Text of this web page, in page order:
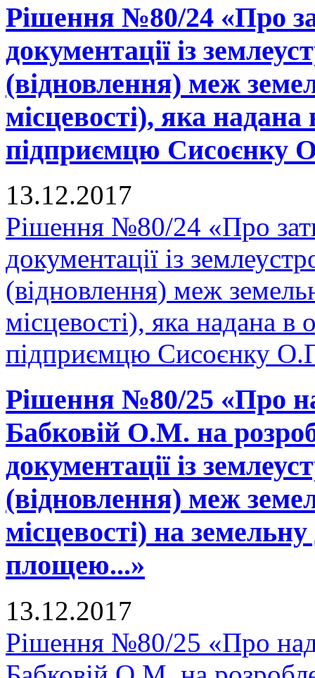
Рішення №80/24 «Про
документації із
(відновлення) меж
місцевості), яка надана
підприємцю Сисоєнку
13.12.2017
Рішення №80/24 «Про
документації із
(відновлення) меж
місцевості), яка надана в
підприємцю Сисоєнку
Рішення №80/25 «Про
Бабковій О.М. на
документації із
(відновлення) меж
місцевості) на
площею...»
13.12.2017
Рішення №80/25 «Про